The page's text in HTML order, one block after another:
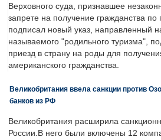
Верховного суда, признавшее
запрете на получение гражданства
подписал новый указ, направленный
называемого "родильного туризма",
приезд в страну на роды для
американского гражданства.
Великобритания ввела санкции против
банков из РФ
Великобритания расширила
России.В него были включены 12